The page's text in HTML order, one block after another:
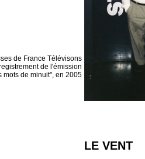
de France Télévisons
de l'émission
mots de minuit", en 2005
LE VENT